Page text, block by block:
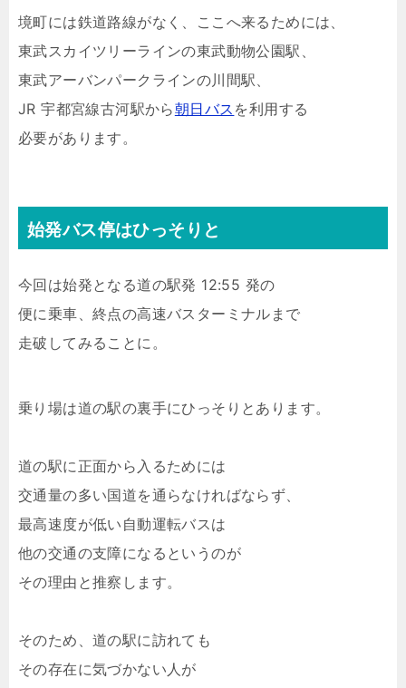
境町には鉄道路線がなく、ここへ来るためには、
東武スカイツリーラインの東武動物公園駅、
東武アーバンパークラインの川間駅、
JR 宇都宮線古河駅から朝日バス を利用する
必要があります。
始発バス停はひっそりと
今回は始発となる道の駅発 12:55 発の
便に乗車、終点の高速バスターミナルまで
走破してみることに。
乗り場は道の駅の裏手にひっそりとあります。
道の駅に正面から入るためには
交通量の多い国道を通らなければならず、
最高速度が低い自動運転バスは
他の交通の支障になるというのが
その理由と推察します。
そのため、道の駅に訪れても
その存在に気づかない人が